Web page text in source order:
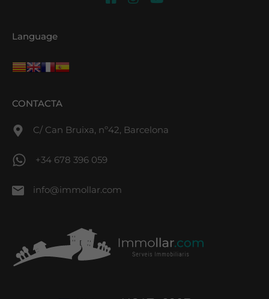
Language
CONTACTA
C/ Can Bruixa, nº42, Barcelona
+34 678 396 059
info@immollar.com